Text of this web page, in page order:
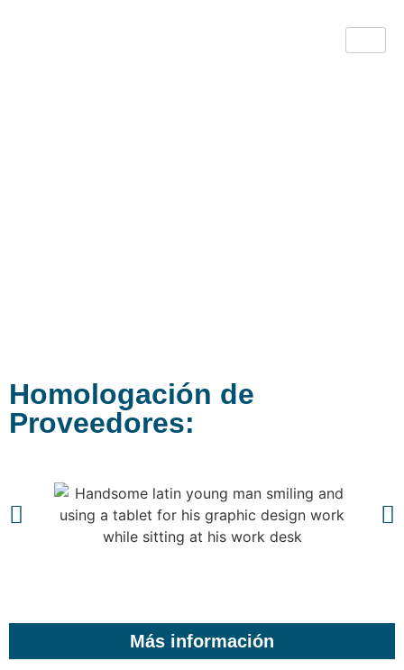
Homologación de
Homologación de
Proveedores:
Más información